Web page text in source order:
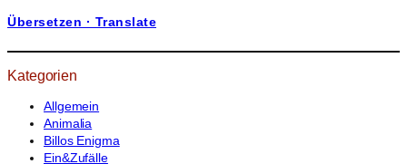
h
Übersetzen · Translate
Kategorien
Allgemein
Animalia
Billos Enigma
Ein&Zufälle